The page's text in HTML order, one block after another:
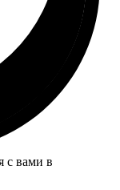
с вами в